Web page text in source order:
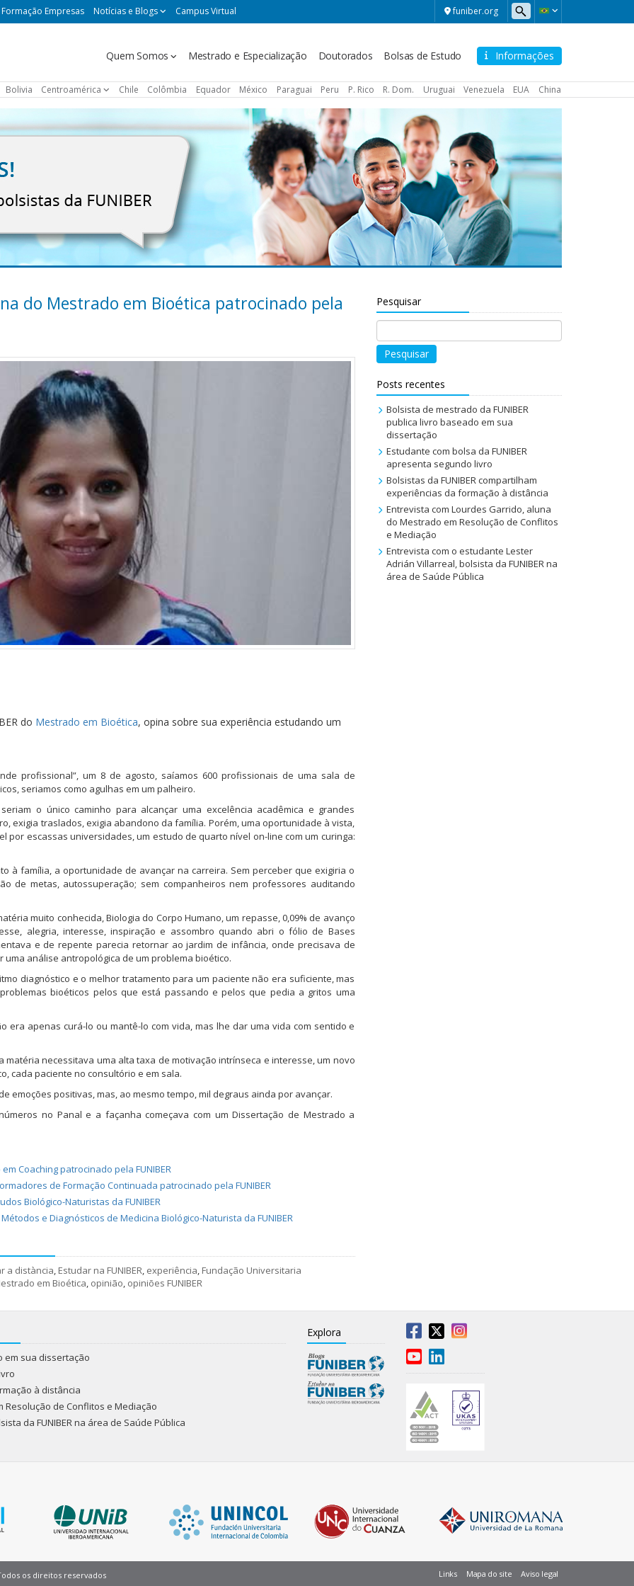
funiber.org
Formação Empresas Notícias e Blogs Campus Virtual
Informações
Navegación
Quem Somos Mestrado e Especialização Doutorados Bolsas de Estudo
Bolivia Centroamérica Chile Colômbia Equador México Paraguai Peru P. Rico R. Dom. Uruguai Venezuela EUA China
do Mestrado em Bioética patrocinado pela
do Mestrado em Bioética, opina sobre sua experiência estudando um
profissional”, um 8 de agosto, saíamos 600 profissionais de uma sala de
seriamos como agulhas em um palheiro.
o único caminho para alcançar uma excelência acadêmica e grandes
exigia traslados, exigia abandono da família. Porém, uma oportunidade à vista,
por escassas universidades, um estudo de quarto nível on-line com um curinga:
à família, a oportunidade de avançar na carreira. Sem perceber que exigiria o
de metas, autossuperação; sem companheiros nem professores auditando
muito conhecida, Biologia do Corpo Humano, um repasse, 0,09% de avanço
alegria, interesse, inspiração e assombro quando abri o fólio de Bases
e de repente parecia retornar ao jardim de infância, onde precisava de
análise antropológica de um problema bioético.
diagnóstico e o melhor tratamento para um paciente não era suficiente, mas
bioéticos pelos que está passando e pelos que pedia a gritos uma
era apenas curá-lo ou mantê-lo com vida, mas lhe dar uma vida com sentido e
necessitava uma alta taxa de motivação intrínseca e interesse, um novo
cada paciente no consultório e em sala.
emoções positivas, mas, ao mesmo tempo, mil degraus ainda por avançar.
no Panal e a façanha começava com um Dissertação de Mestrado a
Coaching patrocinado pela FUNIBER
de Formação Continuada patrocinado pela FUNIBER
Biológico-Naturistas da FUNIBER
e Diagnósticos de Medicina Biológico-Naturista da FUNIBER
a distància, Estudar na FUNIBER, experiência, Fundação Universitaria
em Bioética, opinião, opiniões FUNIBER
Pesquisar
Pesquisar
Posts recentes
Bolsista de mestrado da FUNIBER
publica livro baseado em sua
dissertação
Estudante com bolsa da FUNIBER
apresenta segundo livro
Bolsistas da FUNIBER compartilham
experiências da formação à distância
Entrevista com Lourdes Garrido, aluna
do Mestrado em Resolução de Conflitos
e Mediação
Entrevista com o estudante Lester
Adrián Villarreal, bolsista da FUNIBER na
área de Saúde Pública
em sua dissertação
à distância
de Conflitos e Mediação
da FUNIBER na área de Saúde Pública
Explora
os direitos reservados Links Mapa do site Aviso legal